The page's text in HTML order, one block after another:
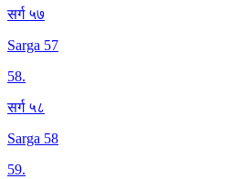
सर्ग ५७
Sarga 57
58.
सर्ग ५८
Sarga 58
59.